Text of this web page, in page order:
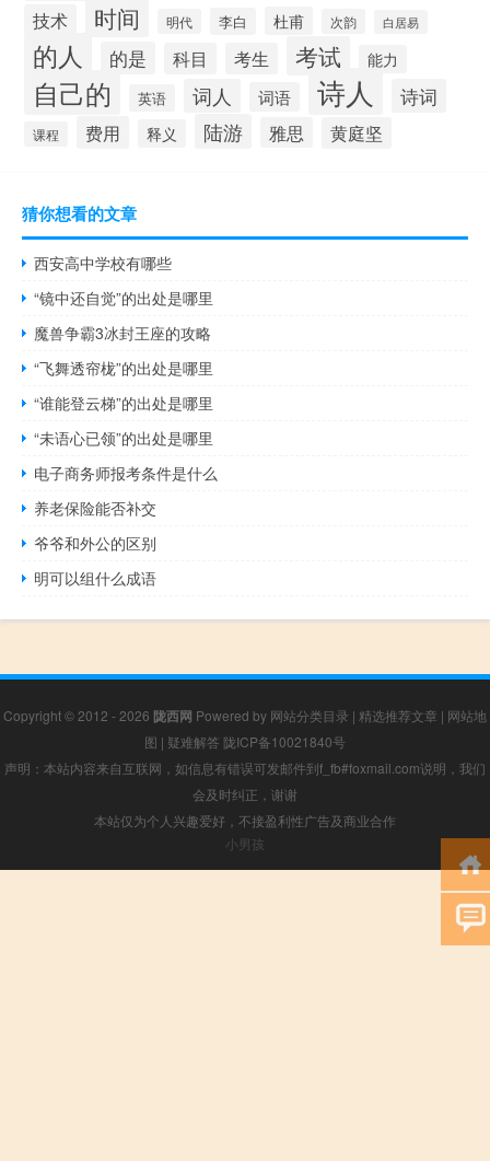
技术 时间 明代 李白 杜甫 次韵 白居易
的人 的是 科目 考生 考试 能力
自己的 英语 词人 词语 诗人 诗词
课程 费用 释义 陆游 雅思 黄庭坚
猜你想看的文章
西安高中学校有哪些
“镜中还自觉”的出处是哪里
魔兽争霸3冰封王座的攻略
“飞舞透帘栊”的出处是哪里
“谁能登云梯”的出处是哪里
“未语心已领”的出处是哪里
电子商务师报考条件是什么
养老保险能否补交
爷爷和外公的区别
明可以组什么成语
Copyright © 2012 - 2026 陇西网 Powered by 网站分类目录 | 精选推荐文章 | 网站地
图 | 疑难解答 陇ICP备10021840号
声明：本站内容来自互联网，如信息有错误可发邮件到f_fb#foxmail.com说明，我们
会及时纠正，谢谢
本站仅为个人兴趣爱好，不接盈利性广告及商业合作
小男孩